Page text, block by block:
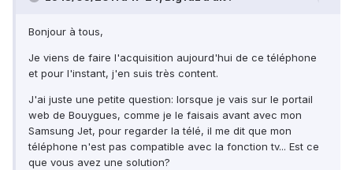
Bonjour à tous,
Je viens de faire l'acquisition aujourd'hui de ce téléphone
et pour l'instant, j'en suis très content.
J'ai juste une petite question: lorsque je vais sur le portail
web de Bouygues, comme je le faisais avant avec mon
Samsung Jet, pour regarder la télé, il me dit que mon
téléphone n'est pas compatible avec la fonction tv... Est ce
que vous avez une solution?